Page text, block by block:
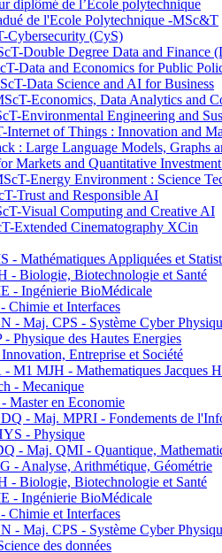
diplômé de l’École polytechnique
de l'Ecole Polytechnique -MSc&T
Cybersecurity (CyS)
Double Degree Data and Finance
Data and Economics for Public
Data Science and AI for Business
Economics, Data Analytics and
Environmental Engineering and
of Things : Innovation and
: Large Language Models, Graphs
Markets and Quantitative
Energy Environment : Science
Trust and Responsible AI
Visual Computing and Creative AI
Extended Cinematography XCin
Mathématiques Appliquées et
Biologie, Biotechnologie et Santé
- Ingénierie BioMédicale
et Interfaces
- Maj. CPS - Système Cyber
Physique des Hautes Energies
Entreprise et Société
MJH - Mathematiques Jacques
- Mecanique
en Economie
- Maj. MPRI - Fondements de
- Physique
- Maj. QMI - Quantique,
- Analyse, Arithmétique, Géométrie
Biologie, Biotechnologie et Santé
- Ingénierie BioMédicale
et Interfaces
- Maj. CPS - Système Cyber
des données